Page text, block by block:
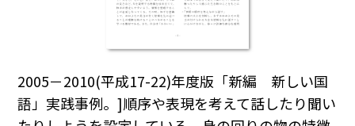
2005－2010(平成17-22)年度版「新編 新しい国
語」実践事例。]順序や表現を考えて話したり聞い